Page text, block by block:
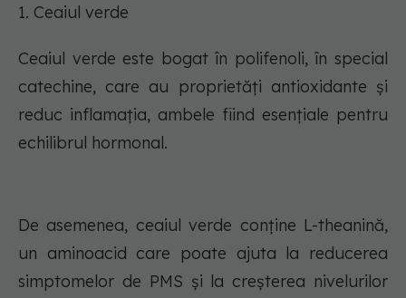
1. Ceaiul verde
Ceaiul verde este bogat în polifenoli, în special
catechine, care au proprietăți antioxidante și
reduc inflamația, ambele fiind esențiale pentru
echilibrul hormonal.
De asemenea, ceaiul verde conține L-theanină,
un aminoacid care poate ajuta la reducerea
simptomelor de PMS și la creșterea nivelurilor